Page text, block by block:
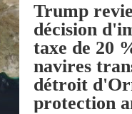
Trump
décision
taxe de 20
navires
détroit
protection